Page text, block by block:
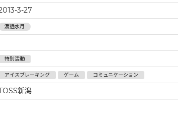
3-27
渡邉水月
特別活動
アイスブレーキング ゲーム コミュニケーション
新潟